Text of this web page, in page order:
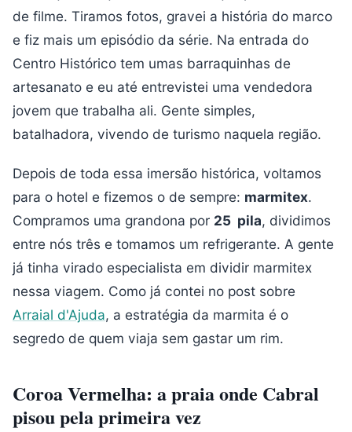
de filme. Tiramos fotos, gravei a história do marco
e fiz mais um episódio da série. Na entrada do
Centro Histórico tem umas barraquinhas de
artesanato e eu até entrevistei uma vendedora
jovem que trabalha ali. Gente simples,
batalhadora, vivendo de turismo naquela região.
Depois de toda essa imersão histórica, voltamos
para o hotel e fizemos o de sempre: marmitex.
Compramos uma grandona por 25 pila, dividimos
entre nós três e tomamos um refrigerante. A gente
já tinha virado especialista em dividir marmitex
nessa viagem. Como já contei no post sobre
Arraial d'Ajuda, a estratégia da marmita é o
segredo de quem viaja sem gastar um rim.
Coroa Vermelha: a praia onde Cabral
pisou pela primeira vez